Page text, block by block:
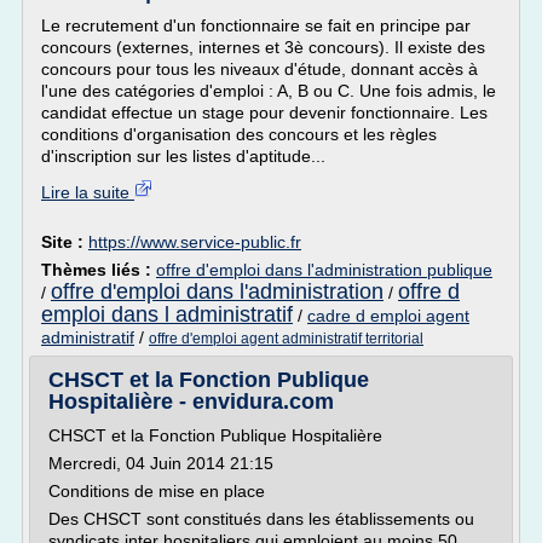
Le recrutement d'un fonctionnaire se fait en principe par
concours (externes, internes et 3è concours). Il existe des
concours pour tous les niveaux d'étude, donnant accès à
l'une des catégories d'emploi : A, B ou C. Une fois admis, le
candidat effectue un stage pour devenir fonctionnaire. Les
conditions d'organisation des concours et les règles
d'inscription sur les listes d'aptitude...
Lire la suite
Site : https://www.service-public.fr
Thèmes liés : offre d'emploi dans l'administration publique
/ offre d'emploi dans l'administration / offre d
emploi dans l administratif / cadre d emploi agent
administratif / offre d'emploi agent administratif territorial
CHSCT et la Fonction Publique
Hospitalière - envidura.com
CHSCT et la Fonction Publique Hospitalière
Mercredi, 04 Juin 2014 21:15
Conditions de mise en place
Des CHSCT sont constitués dans les établissements ou